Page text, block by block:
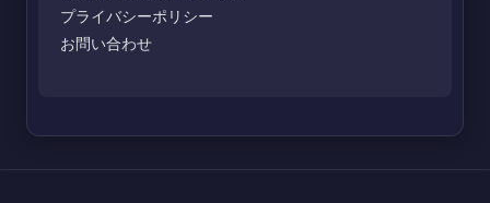
プライバシーポリシー
お問い合わせ